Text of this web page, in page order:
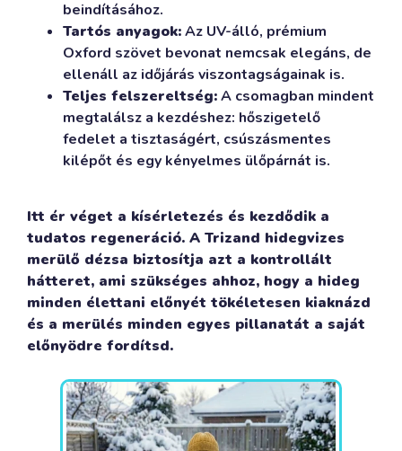
beindításához.
Tartós anyagok:Az UV-álló, prémium
Oxford szövet bevonat nemcsak elegáns, de
ellenáll az időjárás viszontagságainak is.
Teljes felszereltség:A csomagban mindent
megtalálsz a kezdéshez: hőszigetelő
fedelet a tisztaságért, csúszásmentes
kilépőt és egy kényelmes ülőpárnát is.
Itt ér véget a kísérletezés és kezdődik a
tudatos regeneráció. A Trizand hidegvizes
merülő dézsa biztosítja azt a kontrollált
hátteret, ami szükséges ahhoz, hogy a hideg
minden élettani előnyét tökéletesen kiaknázd
és a merülés minden egyes pillanatát a saját
előnyödre fordítsd.